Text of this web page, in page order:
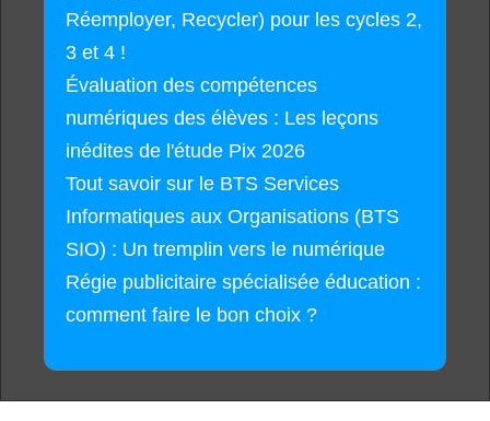
Réemployer, Recycler) pour les cycles 2,
3 et 4 !
Évaluation des compétences
numériques des élèves : Les leçons
inédites de l'étude Pix 2026
Tout savoir sur le BTS Services
Informatiques aux Organisations (BTS
SIO) : Un tremplin vers le numérique
Régie publicitaire spécialisée éducation :
comment faire le bon choix ?